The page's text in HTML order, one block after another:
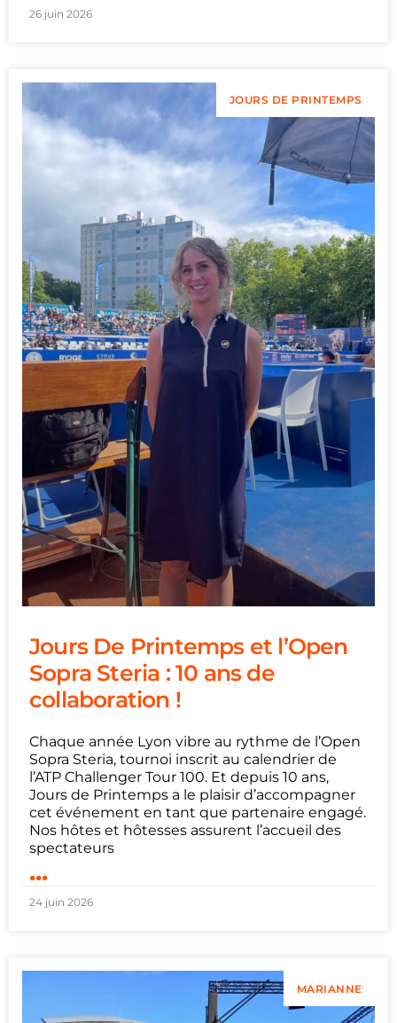
26 juin 2026
JOURS DE PRINTEMPS
Jours De Printemps et l’Open
Sopra Steria : 10 ans de
collaboration !
Chaque année Lyon vibre au rythme de l’Open
Sopra Steria, tournoi inscrit au calendrier de
l’ATP Challenger Tour 100. Et depuis 10 ans,
Jours de Printemps a le plaisir d’accompagner
cet événement en tant que partenaire engagé.
Nos hôtes et hôtesses assurent l’accueil des
spectateurs
...
24 juin 2026
MARIANNE